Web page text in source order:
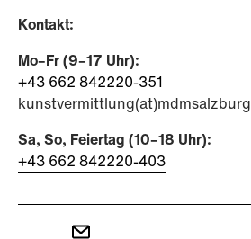
Kontakt:
Mo–Fr (9–17 Uhr):
+43 662 842220-351
Sa, So, Feiertag (10–18 Uhr):
+43 662 842220-403